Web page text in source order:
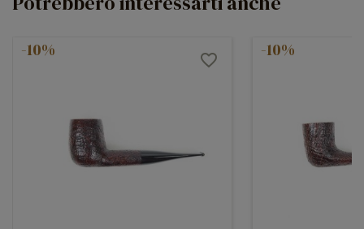
-10% favorite_border -10%